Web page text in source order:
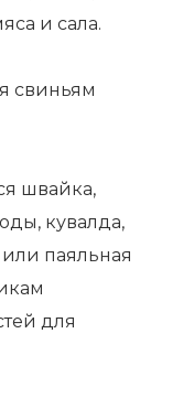
и сала.
свиньям
швайка,
кувалда,
паяльная
для